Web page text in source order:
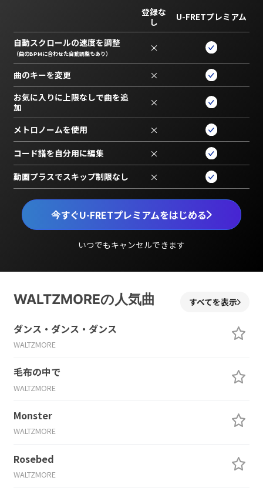
今すぐU-FRETプレミアムをはじめる
いつでもキャンセルできます
登録な
し
U-FRETプレミアム
自動スクロールの速度を調整
（曲のBPMに合わせた自動調整もあり） ×
曲のキーを変更 ×
お気に入りに上限なしで曲を追
加
×
メトロノームを使用 ×
コード譜を自分用に編集 ×
動画プラスでスキップ制限なし ×
WALTZMOREの人気曲 すべてを表示
ダンス・ダンス・ダンス
WALTZMORE
毛布の中で
WALTZMORE
Monster
WALTZMORE
Rosebed
WALTZMORE